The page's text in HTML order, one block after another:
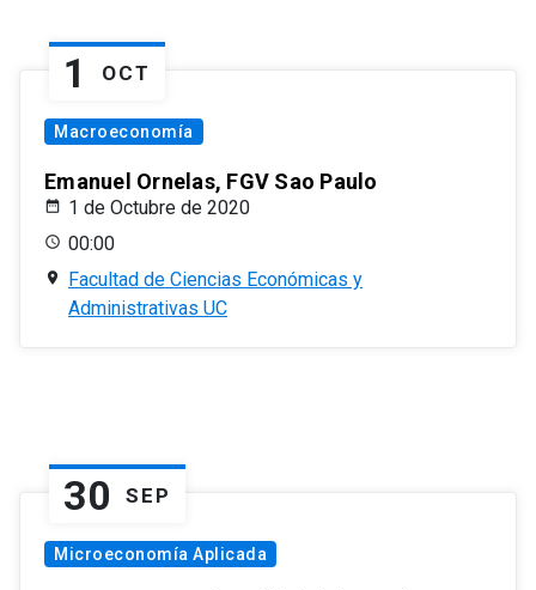
1 OCT
Macroeconomía
Emanuel Ornelas, FGV Sao Paulo
1 de Octubre de 2020
00:00
Facultad de Ciencias Económicas y
Administrativas UC
30 SEP
Microeconomía Aplicada